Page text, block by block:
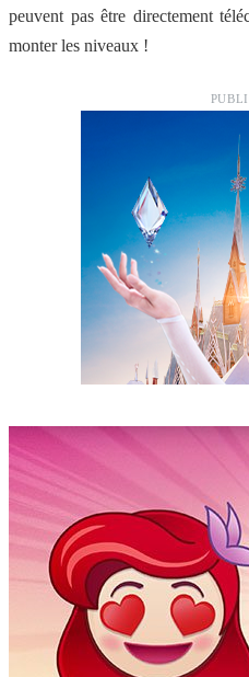
peuvent pas être directement
monter les niveaux !